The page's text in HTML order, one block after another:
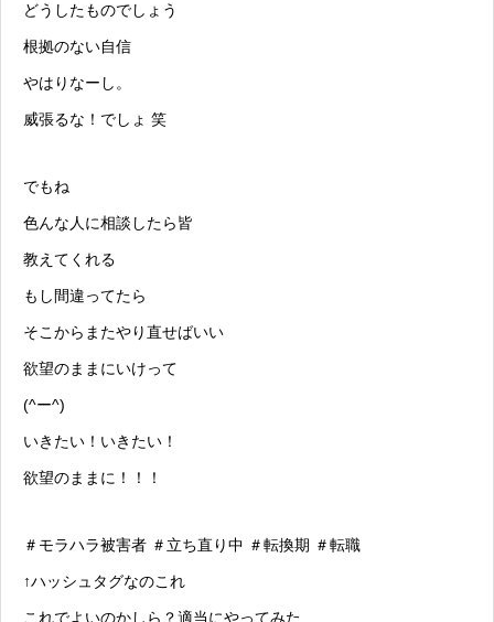
どうしたものでしょう
根拠のない自信
やはりなーし。
威張るな！でしょ 笑
でもね
色んな人に相談したら皆
教えてくれる
もし間違ってたら
そこからまたやり直せばいい
欲望のままにいけって
(^ー^)
いきたい！いきたい！
欲望のままに！！！
＃ モラハラ被害者 ＃立ち直り中 ＃転換期 ＃転職
↑ハッシュタグなのこれ
これでよいのかしら？適当にやってみた